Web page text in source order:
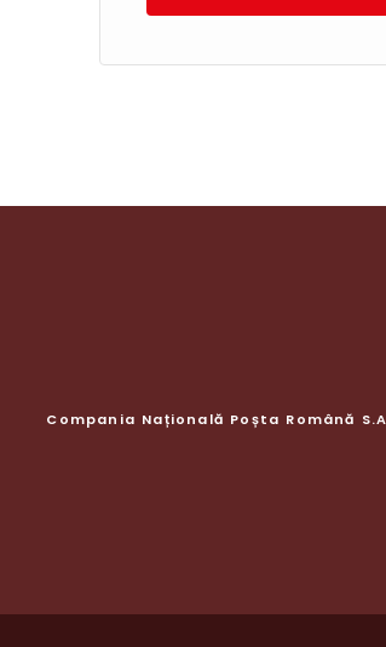
Compania Națională Poșta Română